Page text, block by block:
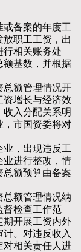
备案的年度工
职工工资，出
行相关账务处
额基数，并根据
额管理情况开
资增长与经济效
入分配关系明
，市国资委将对
，出现违反工
业进行整改，情
总额预算由备案
额管理情况纳
督检查工作范
期开展工资内外
。对违反收入
对相关责任人进